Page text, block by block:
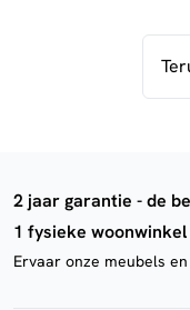
2 jaar garantie - de
1 fysieke woonwinkel
Ervaar onze meubels